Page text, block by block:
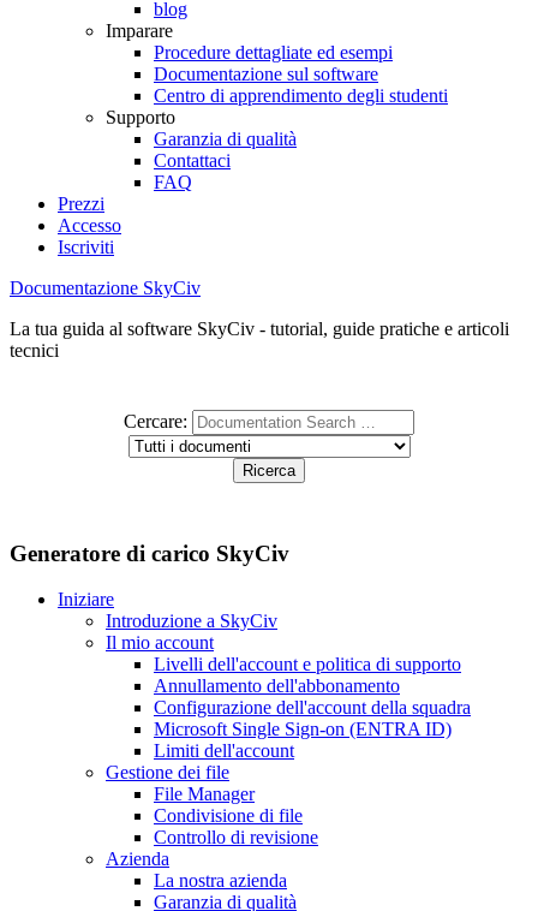
blog
Imparare
Procedure dettagliate ed esempi
Documentazione sul software
Centro di apprendimento degli studenti
Supporto
Garanzia di qualità
Contattaci
FAQ
Prezzi
Accesso
Iscriviti
Documentazione SkyCiv
La tua guida al software SkyCiv - tutorial, guide pratiche e articoli
tecnici
Cercare:
Generatore di carico SkyCiv
Iniziare
Introduzione a SkyCiv
Il mio account
Livelli dell'account e politica di supporto
Annullamento dell'abbonamento
Configurazione dell'account della squadra
Microsoft Single Sign-on (ENTRA ID)
Limiti dell'account
Gestione dei file
File Manager
Condivisione di file
Controllo di revisione
Azienda
La nostra azienda
Garanzia di qualità